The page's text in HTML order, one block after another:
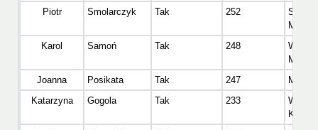
Piotr
Smolarczyk Tak 252
Senior
Karol
Samoń Tak 248
Joanna
Posikata Tak 247
Katarzyna
Gogola Tak 233
Kobiet